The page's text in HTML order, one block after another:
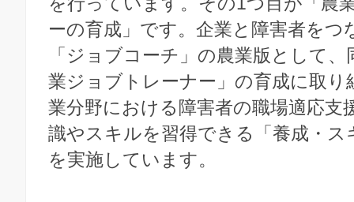
ーの育成」です。企業と障害者をつ
「ジョブコーチ」の農業版として
業ジョブトレーナー」の育成に取り
業分野における障害者の職場適応支
識やスキルを習得できる「養成・ス
を実施しています。